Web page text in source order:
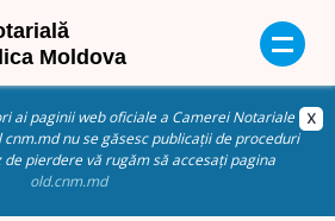
ai paginii web oficiale a Camerei Notariale
nu se găsesc publicații de proceduri
pierdere vă rugăm să accesați pagina
old.cnm.md